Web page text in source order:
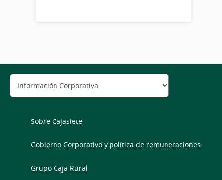
Sobre Cajasiete
Gobierno Corporativo y política de remuneraciones
Grupo Caja Rural